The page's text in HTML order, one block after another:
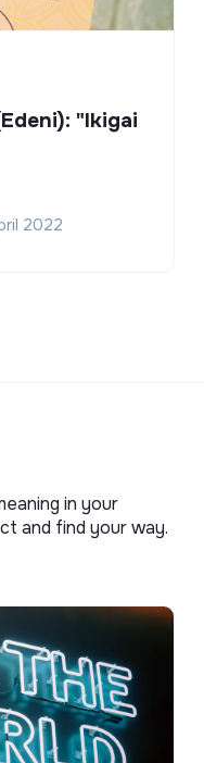
"Ikigai
2022
in your
and find your way.